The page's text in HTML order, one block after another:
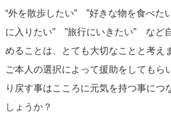
“外を散歩したい” ”好きな物を食べた
に入りたい” ”旅行にいきたい” など
めることは、とても大切なことと考え
ご本人の選択によって援助をしてもら
り戻す事はこころに元気を持つ事につ
しょうか？